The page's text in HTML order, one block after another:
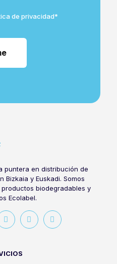
de privacidad*
puntera en distribución de
Bizkaia y Euskadi. Somos
biodegradables y
Ecolabel.